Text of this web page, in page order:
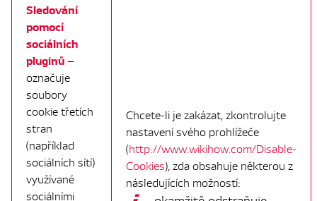
Sledování
pomocí
sociálních
pluginů –
označuje
soubory
cookie třetích
stran
(například
sociálních sítí)
využívané
sociálními
Chcete-li je zakázat, zkontrolujte
nastavení svého prohlížeče
(http://www.wikihow.com/Disable-
Cookies), zda obsahuje některou z
následujících možností: